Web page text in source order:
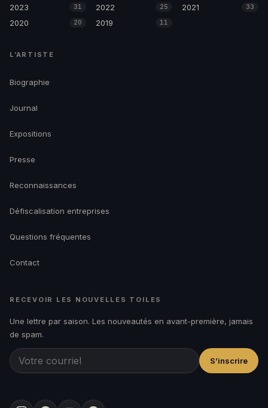
2023 31 2022 25 2021 33
2020 20 2019 11
L’ARTISTE
Biographie
Journal
Expositions
Presse
Reconnaissances
Défiscalisation entreprises
Questions fréquentes
Contact
RECEVOIR LES NOUVELLES TOILES
Une lettre par saison. Les nouveautés en avant-première, jamais
de spam.
S’inscrire